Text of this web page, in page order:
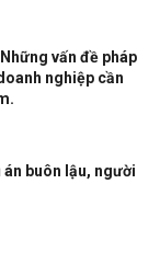
vấn đề pháp
nghiệp cần
buôn lậu, người